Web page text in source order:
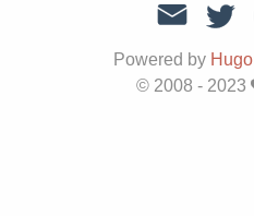
Powered by Hugo
© 2008 - 2023